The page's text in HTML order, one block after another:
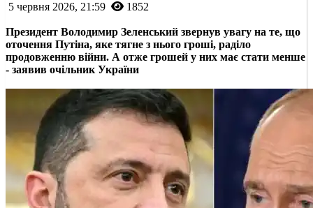
5 червня 2026, 21:59 1852
Президент Володимир Зеленський звернув увагу на те, що
оточення Путіна, яке тягне з нього гроші, раділо
продовженню війни. А отже грошей у них має стати менше
- заявив очільник України